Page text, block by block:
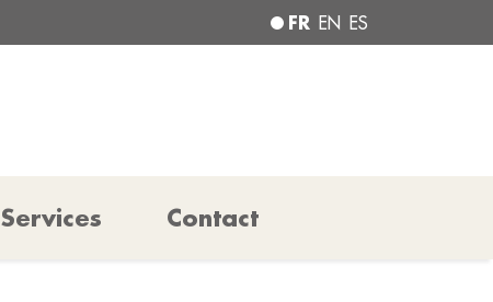
FR EN ES
Services Contact